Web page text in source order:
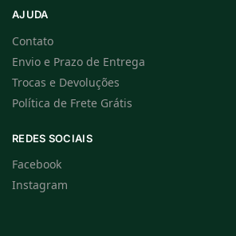
AJUDA
Contato
Envio e Prazo de Entrega
Trocas e Devoluções
Política de Frete Grátis
REDES SOCIAIS
Facebook
Instagram